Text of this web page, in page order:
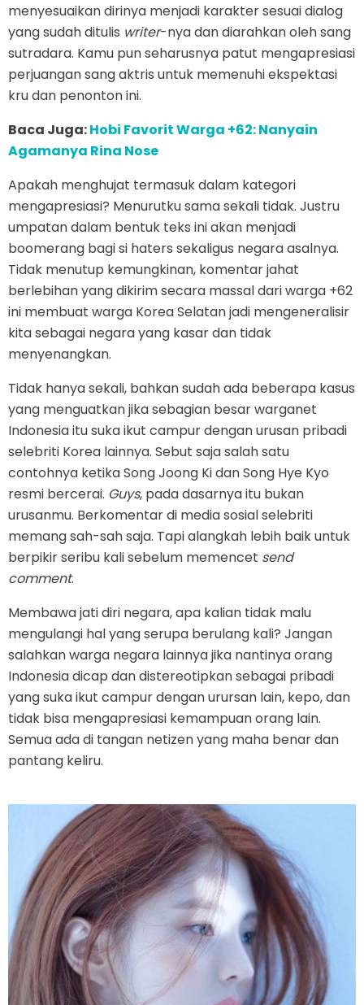
menyesuaikan dirinya menjadi karakter sesuai dialog
yang sudah ditulis writer-nya dan diarahkan oleh sang
sutradara. Kamu pun seharusnya patut mengapresiasi
perjuangan sang aktris untuk memenuhi ekspektasi
kru dan penonton ini.
Baca Juga:Hobi Favorit Warga +62: Nanyain
Agamanya Rina Nose
Apakah menghujat termasuk dalam kategori
mengapresiasi? Menurutku sama sekali tidak. Justru
umpatan dalam bentuk teks ini akan menjadi
boomerang bagi si haters sekaligus negara asalnya.
Tidak menutup kemungkinan, komentar jahat
berlebihan yang dikirim secara massal dari warga +62
ini membuat warga Korea Selatan jadi mengeneralisir
kita sebagai negara yang kasar dan tidak
menyenangkan.
Tidak hanya sekali, bahkan sudah ada beberapa kasus
yang menguatkan jika sebagian besar warganet
Indonesia itu suka ikut campur dengan urusan pribadi
selebriti Korea lainnya. Sebut saja salah satu
contohnya ketika Song Joong Ki dan Song Hye Kyo
resmi bercerai. Guys, pada dasarnya itu bukan
urusanmu. Berkomentar di media sosial selebriti
memang sah-sah saja. Tapi alangkah lebih baik untuk
berpikir seribu kali sebelum memencet send
comment.
Membawa jati diri negara, apa kalian tidak malu
mengulangi hal yang serupa berulang kali? Jangan
salahkan warga negara lainnya jika nantinya orang
Indonesia dicap dan distereotipkan sebagai pribadi
yang suka ikut campur dengan urursan lain, kepo, dan
tidak bisa mengapresiasi kemampuan orang lain.
Semua ada di tangan netizen yang maha benar dan
pantang keliru.